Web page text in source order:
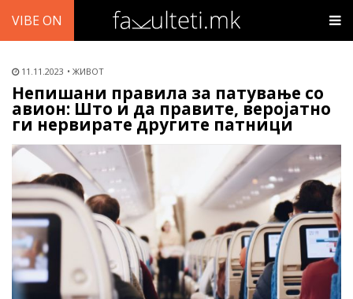
VIBE ON
11.11.2023 ЖИВОТ
Непишани правила за патување со
авион: Што и да правите, веројатно
ги нервирате другите патници